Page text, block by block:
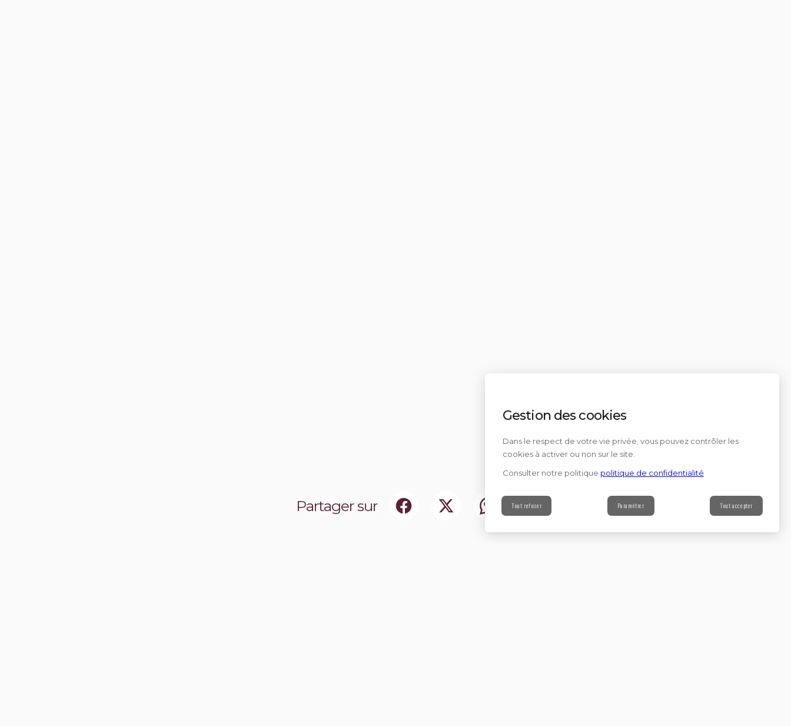
Contact
Partager sur
Gestion des cookies
Dans le respect de votre vie privée, vous pouvez contrôler les
cookies à activer ou non sur le site.
Consulter notre politique politique de confidentialité
Tout refuser Paramétrer Tout accepter